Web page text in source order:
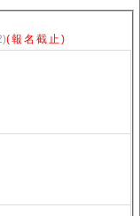
(報名截止)